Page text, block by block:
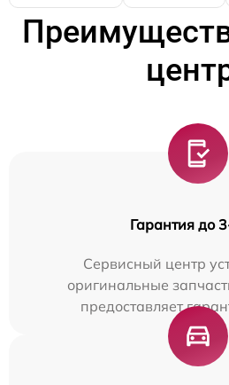
Гарантия до
Сервисный центр
оригинальные
предоставляет